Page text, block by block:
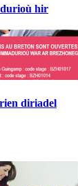
hir
diriadel